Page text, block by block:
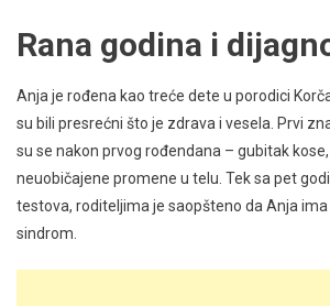
Rana godina i
Anja je rođena kao treće dete u porodici
su bili presrećni što je zdrava i vesela. Prvi
su se nakon prvog rođendana – gubitak
neuobičajene promene u telu. Tek sa pet
testova, roditeljima je saopšteno da Anja
sindrom.